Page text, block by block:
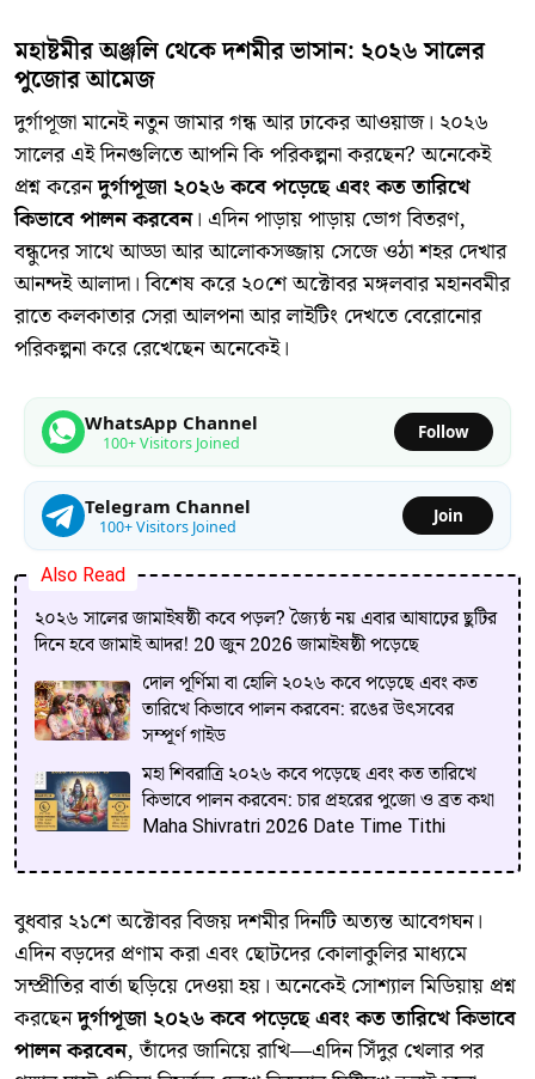
মহাষ্টমীর অঞ্জলি থেকে দশমীর ভাসান: ২০২৬ সালের
পুজোর আমেজ
​দুর্গাপূজা মানেই নতুন জামার গন্ধ আর ঢাকের আওয়াজ। ২০২৬
সালের এই দিনগুলিতে আপনি কি পরিকল্পনা করছেন? অনেকেই
প্রশ্ন করেনদুর্গাপূজা ২০২৬ কবে পড়েছে এবং কত তারিখে
কিভাবে পালন করবেন। এদিন পাড়ায় পাড়ায় ভোগ বিতরণ,
বন্ধুদের সাথে আড্ডা আর আলোকসজ্জায় সেজে ওঠা শহর দেখার
আনন্দই আলাদা। বিশেষ করে ২০শে অক্টোবর মঙ্গলবার মহানবমীর
রাতে কলকাতার সেরা আলপনা আর লাইটিং দেখতে বেরোনোর
পরিকল্পনা করে রেখেছেন অনেকেই।
WhatsApp Channel
100+ Visitors Joined
Follow
Telegram Channel
100+ Visitors Joined
Join
Also Read
২০২৬ সালের জামাইষষ্ঠী কবে পড়ল? জ্যৈষ্ঠ নয় এবার আষাঢ়ের ছুটির
দিনে হবে জামাই আদর! 20 জুন 2026 জামাইষষ্ঠী পড়েছে
দোল পূর্ণিমা বা হোলি ২০২৬ কবে পড়েছে এবং কত
তারিখে কিভাবে পালন করবেন: রঙের উৎসবের
সম্পূর্ণ গাইড
মহা শিবরাত্রি ২০২৬ কবে পড়েছে এবং কত তারিখে
কিভাবে পালন করবেন: চার প্রহরের পুজো ও ব্রত কথা
Maha Shivratri 2026 Date Time Tithi
​বুধবার ২১শে অক্টোবর বিজয় দশমীর দিনটি অত্যন্ত আবেগঘন।
এদিন বড়দের প্রণাম করা এবং ছোটদের কোলাকুলির মাধ্যমে
সম্প্রীতির বার্তা ছড়িয়ে দেওয়া হয়। অনেকেই সোশ্যাল মিডিয়ায় প্রশ্ন
করছেনদুর্গাপূজা ২০২৬ কবে পড়েছে এবং কত তারিখে কিভাবে
পালন করবেন, তাঁদের জানিয়ে রাখি—এদিন সিঁদুর খেলার পর